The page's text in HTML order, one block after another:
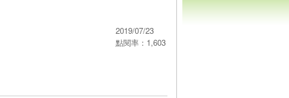
2019/07/23
點閱率：1,603